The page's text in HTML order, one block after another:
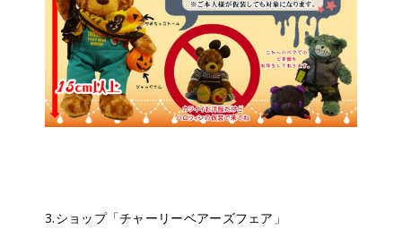
3.ショップ「チャーリーベアーズフェア」